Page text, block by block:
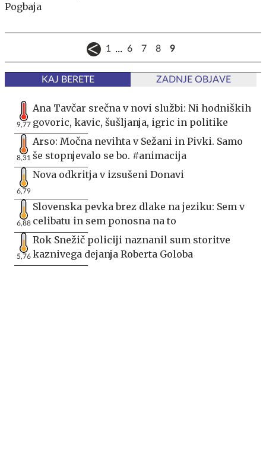
Pogbaja
1 ... 6 7 8 9
KAJ BERETE ZADNJE OBJAVE
9,77
Ana Tavčar srečna v novi službi: Ni hodniških
govoric, kavic, šušljanja, igric in politike
8,31
Arso: Močna nevihta v Sežani in Pivki. Samo
še stopnjevalo se bo. #animacija
6,79
Nova odkritja v izsušeni Donavi
6,88
Slovenska pevka brez dlake na jeziku: Sem v
celibatu in sem ponosna na to
5,76
Rok Snežič policiji naznanil sum storitve
kaznivega dejanja Roberta Goloba